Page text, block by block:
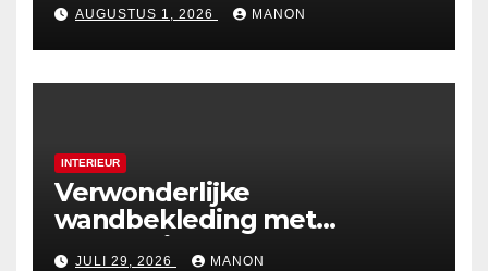
AUGUSTUS 1, 2026 MANON
INTERIEUR
Verwonderlijke
wandbekleding met
holografische effecten
JULI 29, 2026 MANON